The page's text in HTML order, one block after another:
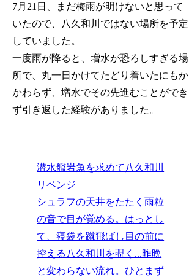
7月21日、まだ梅雨が明けないと思って
いたので、八久和川ではない場所を予定
していました。
一度雨が降ると、増水が恐ろしすぎる場
所で、丸一日かけてたどり着いたにもか
かわらず、増水でその先進むことができ
ず引き返した経験がありました。
潜水艦岩魚を求めて八久和川
リベンジ
シュラフの天井をたたく雨粒
の音で目が覚める。はっとし
て、寝袋を蹴飛ばし目の前に
控える八久和川を覗く...昨晩
と変わらない流れ。ひとまず